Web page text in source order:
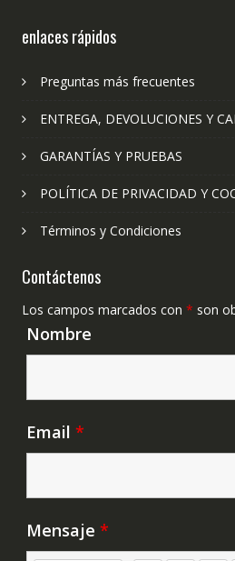
enlaces rápidos
Preguntas más frecuentes
ENTREGA, DEVOLUCIONES Y
GARANTÍAS Y PRUEBAS
POLÍTICA DE PRIVACIDAD Y
Términos y Condiciones
Contáctenos
Los campos marcados con * son
Nombre
Email *
Mensaje *